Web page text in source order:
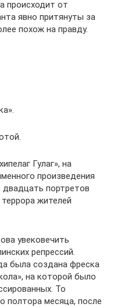
происходит от
явно притянуты за
похож на правду.
Гулаг», на
произведения
портретов
жителей
увековечить
репрессий.
была создана фреска
на которой было
То
полтора месяца, после